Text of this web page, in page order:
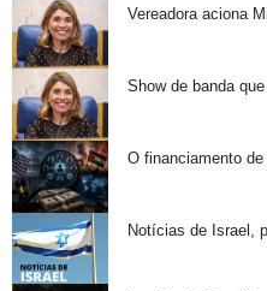
Vereadora aciona
Show de banda
O financiamento de
Notícias de Israel,